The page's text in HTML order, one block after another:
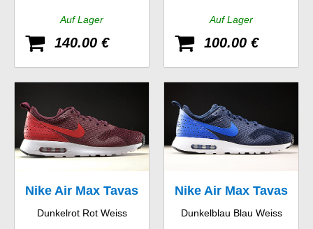
Auf Lager
140.00 €
Auf Lager
100.00 €
Nike Air Max Tavas
Dunkelrot Rot Weiss
Nike Air Max Tavas
Dunkelblau Blau Weiss